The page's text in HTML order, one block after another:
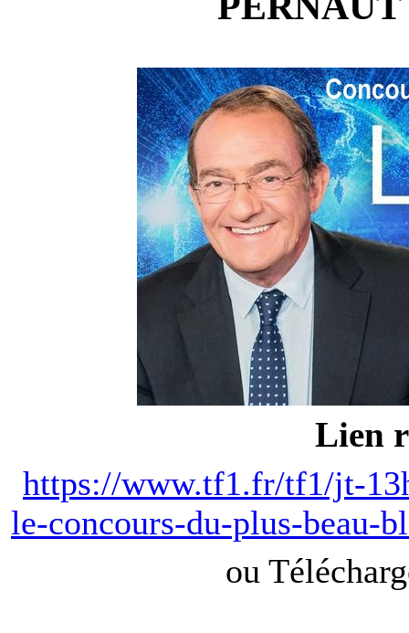
Lien
https://www.tf1.fr/tf1/jt-
le-concours-du-plus-beau-
ou